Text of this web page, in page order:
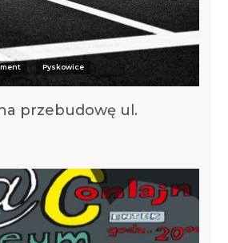
Pyskowice
przebudowę ul.